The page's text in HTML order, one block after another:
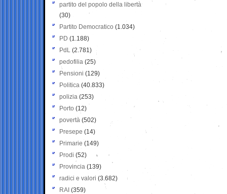
partito del popolo della libertà
(30)
Partito Democratico (1.034)
PD (1.188)
PdL (2.781)
pedofilia (25)
Pensioni (129)
Politica (40.833)
polizia (253)
Porto (12)
povertà (502)
Presepe (14)
Primarie (149)
Prodi (52)
Provincia (139)
radici e valori (3.682)
RAI (359)